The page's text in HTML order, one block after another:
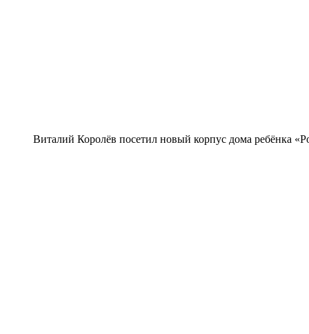
Виталий Королёв посетил новый корпус дома ребёнка